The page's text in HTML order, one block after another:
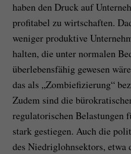
haben den Druck auf
profitabel zu wirtschaften.
weniger produktive
halten, die unter normalen
überlebensfähig gewesen
das als „Zombiefizierung“
Zudem sind die
regulatorischen Belastungen
stark gestiegen. Auch die
des Niedriglohnsektors, etwa